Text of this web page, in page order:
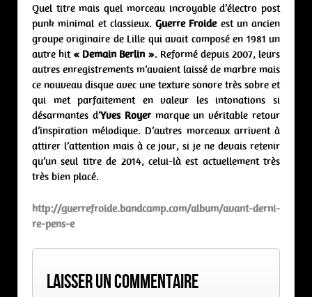
Quel titre mais quel morceau incroyable d’électro post
punk minimal et classieux. Guerre Froideest un ancien
groupe originaire de Lille qui avait composé en 1981 un
autre hit « Demain Berlin ». Reformé depuis 2007, leurs
autres enregistrements m’avaient laissé de marbre mais
ce nouveau disque avec une texture sonore très sobre et
qui met parfaitement en valeur les intonations si
désarmantes d’Yves Royermarque un véritable retour
d’inspiration mélodique. D’autres morceaux arrivent à
attirer l’attention mais à ce jour, si je ne devais retenir
qu’un seul titre de 2014, celui-là est actuellement très
très bien placé.
http://guerrefroide.bandcamp.com/album/avant-derni-
re-pens-e
Laisser un commentaire